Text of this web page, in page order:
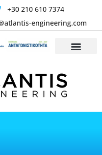
+30 210 610 7374
engineering.com